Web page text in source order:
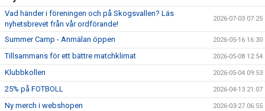
Vad händer i föreningen och på Skogsvallen? Läs
nyhetsbrevet från vår ordförande!
2026-07-03 07:25
Summer Camp - Anmälan öppen 2026-05-16 16:30
Tillsammans för ett bättre matchklimat 2026-05-08 12:54
Klubbkollen 2026-05-04 09:53
25% på FOTBOLL 2026-04-13 21:07
Ny merch i webshopen 2026-03-27 06:55